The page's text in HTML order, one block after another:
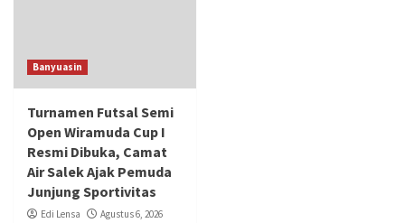
Banyuasin
Turnamen Futsal Semi
Open Wiramuda Cup I
Resmi Dibuka, Camat
Air Salek Ajak Pemuda
Junjung Sportivitas
Edi Lensa Agustus 6, 2026